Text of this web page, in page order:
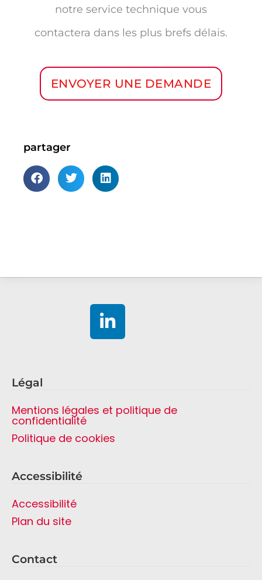
notre service technique vous
contactera dans les plus brefs délais.
ENVOYER UNE DEMANDE
partager
Légal
Mentions légales et politique de
confidentialité
Politique de cookies
Accessibilité
Accessibilité
Plan du site
Contact